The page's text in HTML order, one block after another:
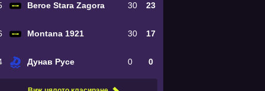
Beroe Stara Zagora 30 23
Montana 1921 30 17
Дунав Русе 0 0